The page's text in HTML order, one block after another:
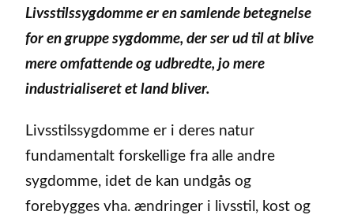
Livsstilssygdomme er en samlende betegnelse
for en gruppe sygdomme, der ser ud til at blive
mere omfattende og udbredte, jo mere
industrialiseret et land bliver.
Livsstilssygdomme er i deres natur
fundamentalt forskellige fra alle andre
sygdomme, idet de kan undgås og
forebygges vha. ændringer i livsstil, kost og